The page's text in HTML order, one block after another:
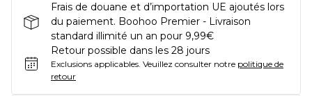
Frais de douane et d’importation UE ajoutés lors
du paiement. Boohoo Premier - Livraison
standard illimité un an pour 9,99€
Retour possible dans les 28 jours
Exclusions applicables. Veuillez consulter notre politique de
retour